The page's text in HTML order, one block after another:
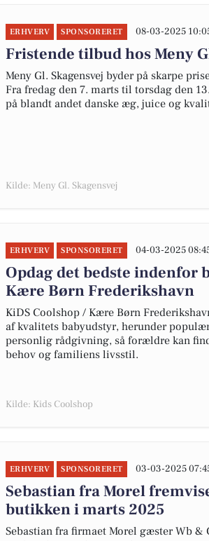
ERHVERV SPONSORERET 08-03-2025
Fristende tilbud hos Meny
Meny Gl. Skagensvej byder på skarpe
Fra fredag den 7. marts til torsdag den
på blandt andet danske æg, juice og
Kilde: Meny Gl. Skagensvej
ERHVERV SPONSORERET 04-03-2025
Opdag det bedste indenfor
Kære Børn Frederikshavn
KiDS Coolshop / Kære Børn
af kvalitets babyudstyr, herunder
personlig rådgivning, så forældre kan
behov og familiens livsstil.
Kilde: Kids Coolshop
ERHVERV SPONSORERET 03-03-2025
Sebastian fra Morel
butikken i marts 2025
Sebastian fra firmaet Morel gæster Wb &